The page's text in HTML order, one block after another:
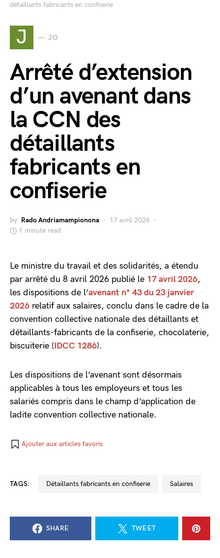
détaillants fabricants en confiserie
J JO
Arrêté d’extension
d’un avenant dans
la CCN des
détaillants
fabricants en
confiserie
by Rado Andriamampionona
17 avril 2026
1 minute read
Le ministre du travail et des solidarités, a étendu
par arrêté du 8 avril 2026 publié le 17 avril 2026,
les dispositions de l’avenant n° 43 du 23 janvier
2026 relatif aux salaires, conclu dans le cadre de la
convention collective nationale des détaillants et
détaillants-fabricants de la confiserie, chocolaterie,
biscuiterie (IDCC 1286).
Les dispositions de l’avenant sont désormais
applicables à tous les employeurs et tous les
salariés compris dans le champ d’application de
ladite convention collective nationale.
Ajouter aux articles favoris
TAGS: détaillants fabricants en confiserie salaires
SHARE TWEET